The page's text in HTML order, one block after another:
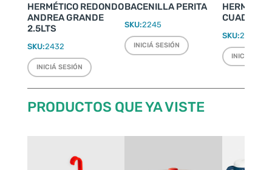
HERMÉTICO REDONDO
ANDREA GRANDE
2.5LTS
SKU:2432
INICIÁ SESIÓN
BACENILLA PERITA
SKU:2245
INICIÁ SESIÓN
SKU:2427
INICIÁ
PRODUCTOS QUE YA VISTE